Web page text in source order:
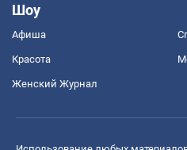
Шоу
Афиша
Красота
Женский Журнал